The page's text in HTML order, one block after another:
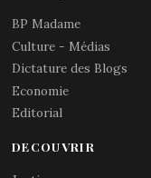
BP Madame
Culture - Médias
Dictature des Blogs
Economie
Editorial
DECOUVRIR